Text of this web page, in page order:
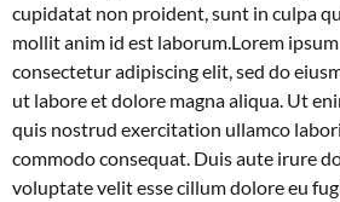
cupidatat non proident, sunt in culpa
mollit anim id est laborum.Lorem
consectetur adipiscing elit, sed do
ut labore et dolore magna aliqua. Ut
quis nostrud exercitation ullamco
commodo consequat. Duis aute irure
voluptate velit esse cillum dolore eu